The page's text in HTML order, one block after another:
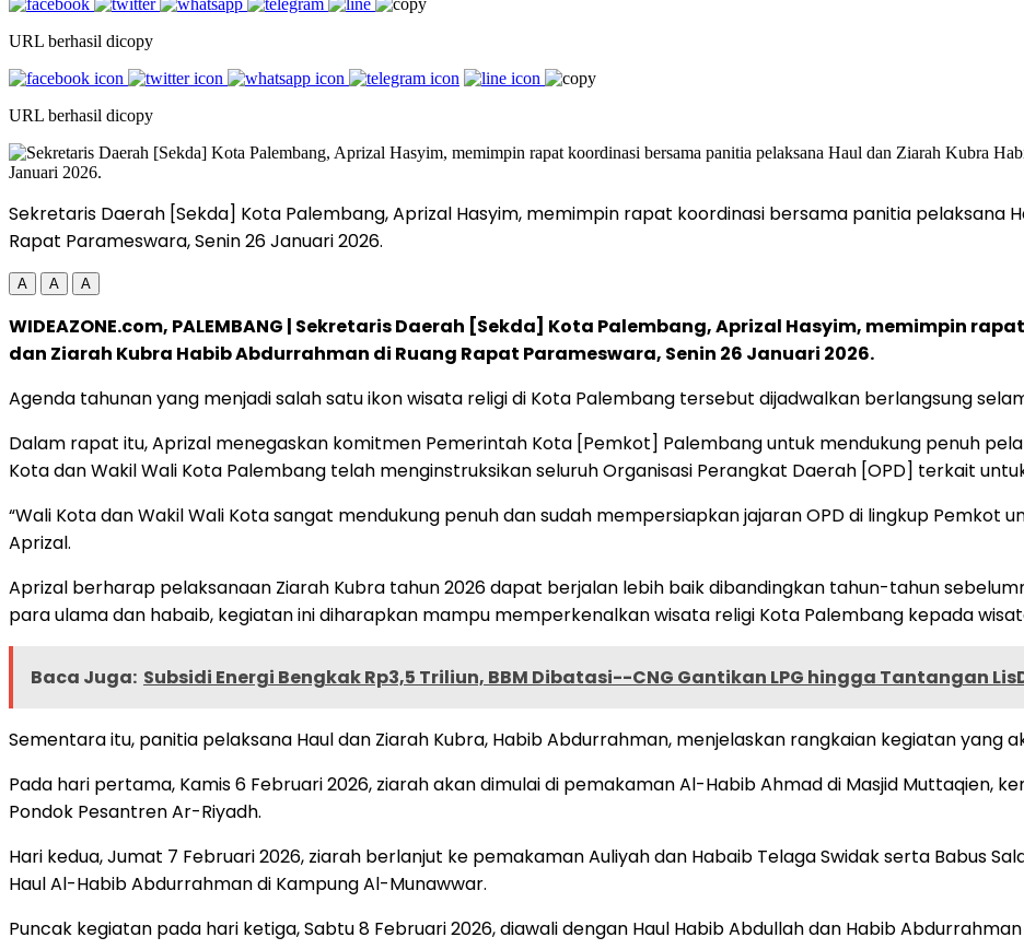
URL berhasil dicopy
URL berhasil dicopy
Sekretaris Daerah [Sekda] Kota Palembang, Aprizal Hasyim, memimpin rapat koordinasi bersama panitia pelaksana
Rapat Parameswara, Senin 26 Januari 2026.
A A A
WIDEAZONE.com, PALEMBANG | Sekretaris Daerah [Sekda] Kota Palembang, Aprizal Hasyim, memimpin
dan Ziarah Kubra Habib Abdurrahman di Ruang Rapat Parameswara, Senin 26 Januari 2026.
Agenda tahunan yang menjadi salah satu ikon wisata religi di Kota Palembang tersebut dijadwalkan berlangsung
Dalam rapat itu, Aprizal menegaskan komitmen Pemerintah Kota [Pemkot] Palembang untuk mendukung penuh
Kota dan Wakil Wali Kota Palembang telah menginstruksikan seluruh Organisasi Perangkat Daerah [OPD] terkait
“Wali Kota dan Wakil Wali Kota sangat mendukung penuh dan sudah mempersiapkan jajaran OPD di lingkup Pemkot
Aprizal.
Aprizal berharap pelaksanaan Ziarah Kubra tahun 2026 dapat berjalan lebih baik dibandingkan tahun-tahun
para ulama dan habaib, kegiatan ini diharapkan mampu memperkenalkan wisata religi Kota Palembang kepada
Baca Juga: Subsidi Energi Bengkak Rp3,5 Triliun, BBM Dibatasi--CNG Gantikan LPG hingga Tantangan
Sementara itu, panitia pelaksana Haul dan Ziarah Kubra, Habib Abdurrahman, menjelaskan rangkaian kegiatan yang
Pada hari pertama, Kamis 6 Februari 2026, ziarah akan dimulai di pemakaman Al-Habib Ahmad di Masjid Muttaqien,
Pondok Pesantren Ar-Riyadh.
Hari kedua, Jumat 7 Februari 2026, ziarah berlanjut ke pemakaman Auliyah dan Habaib Telaga Swidak serta Babus
Haul Al-Habib Abdurrahman di Kampung Al-Munawwar.
Puncak kegiatan pada hari ketiga, Sabtu 8 Februari 2026, diawali dengan Haul Habib Abdullah dan Habib Abdurrahman